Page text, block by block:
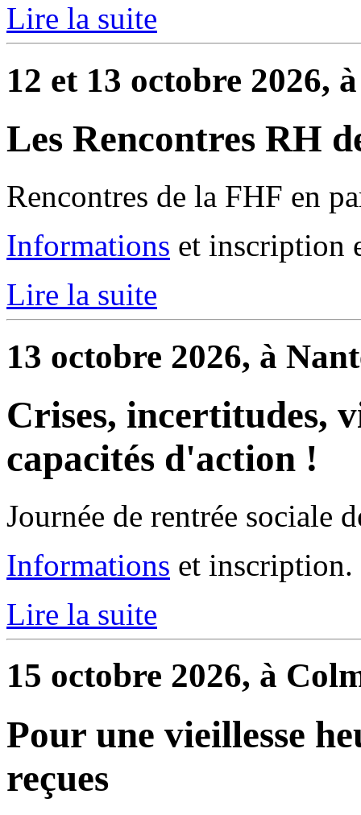
Lire la suite
12 et 13 octobre 2026,
Les Rencontres RH
Rencontres de la FHF en
Informations et inscription
Lire la suite
13 octobre 2026, à
Crises, incertitudes,
capacités d'action !
Journée de rentrée sociale
Informations et inscription.
Lire la suite
15 octobre 2026, à
Pour une vieillesse
reçues